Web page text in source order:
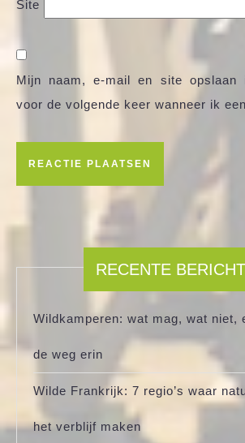
Site
Mijn naam, e-mail en site opslaan
voor de volgende keer wanneer ik
RECENTE
Wildkamperen: wat mag, wat niet,
de weg erin
Wilde Frankrijk: 7 regio’s waar
het verblijf maken